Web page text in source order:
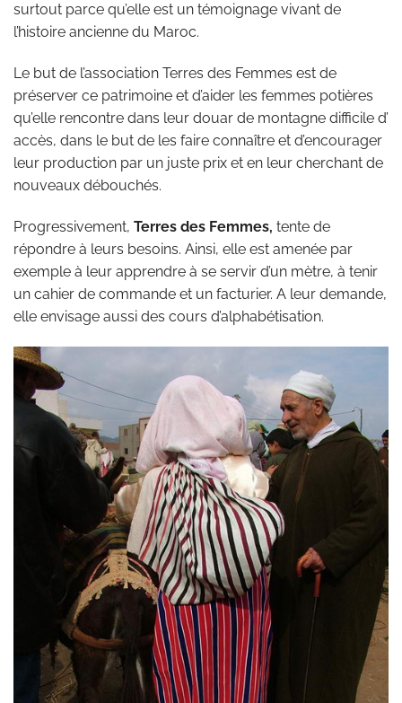
surtout parce qu’elle est un témoignage vivant de
l’histoire ancienne du Maroc.
Le but de l’association Terres des Femmes est de
préserver ce patrimoine et d’aider les femmes potières
qu’elle rencontre dans leur douar de montagne difficile d’
accès, dans le but de les faire connaître et d’encourager
leur production par un juste prix et en leur cherchant de
nouveaux débouchés.
Progressivement, Terres des Femmes, tente de
répondre à leurs besoins. Ainsi, elle est amenée par
exemple à leur apprendre à se servir d’un mètre, à tenir
un cahier de commande et un facturier. A leur demande,
elle envisage aussi des cours d’alphabétisation.